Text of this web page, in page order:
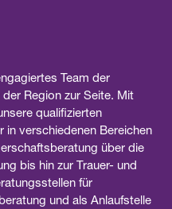
Team der
Region zur Seite. Mit
qualifizierten
in verschiedenen Bereichen
über die
bis hin zur Trauer- und
für
und als Anlaufstelle